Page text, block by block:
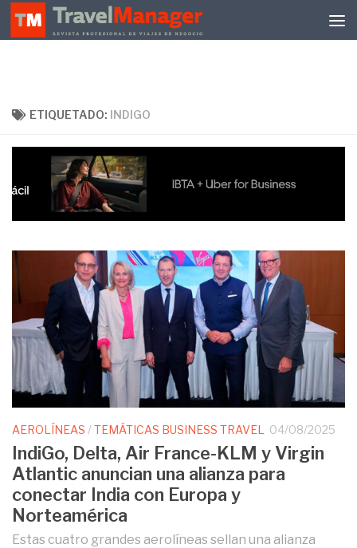
Debajo del contenido
ETIQUETADO: INDIGO
AEROLÍNEAS /TEMÁTICAS BUSINESS TRAVEL 04/08/2025
IndiGo, Delta, Air France-KLM y Virgin
Atlantic anuncian una alianza para
conectar India con Europa y
Norteamérica
Estas cuatro grandes aerolíneas sellan una alianza